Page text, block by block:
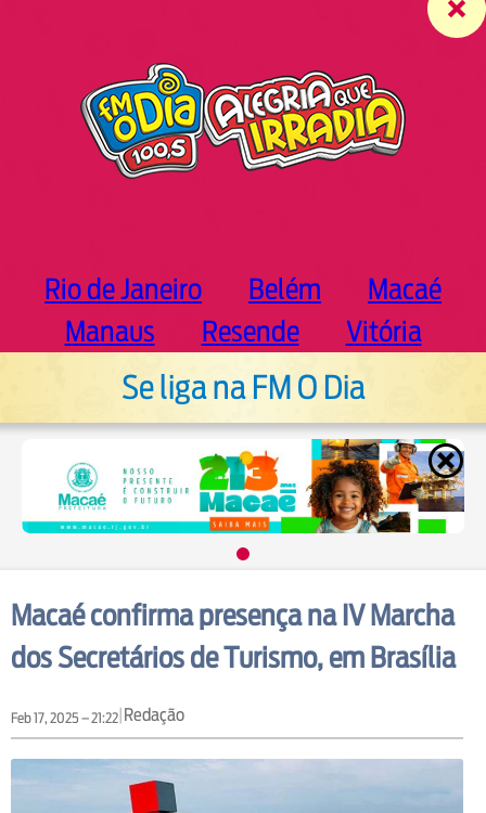
Rio de Janeiro Belém
Macaé
Manaus
Resende Vitória
Se liga na FM O Dia
Macaé confirma presença na IV Marcha
dos Secretários de Turismo, em Brasília
Feb 17, 2025 – 21:22|Redação